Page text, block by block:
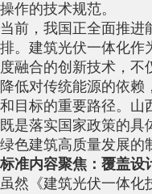
操作的技术规范。
当前，我国正全面推进
排。建筑光伏一体化作
度融合的创新技术，不
降低对传统能源的依赖
和目标的重要路径。山
既是落实国家政策的具
绿色建筑高质量发展的
标准内容聚焦：覆盖设
虽然《建筑光伏一体化